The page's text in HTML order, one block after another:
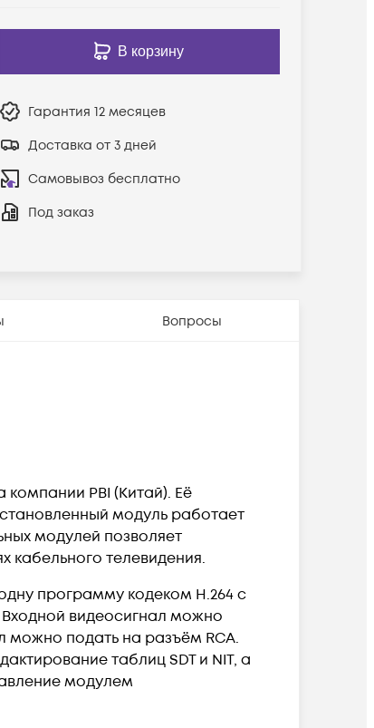
В корзину
Гарантия 12 месяцев
Доставка от 3 дней
Самовывоз бесплатно
Под заказ
Вопросы
PBI (Китай). Её
модуль работает
модулей позволяет
кабельного телевидения.
программу кодеком H.264 с
видеосигнал можно
можно подать на разъём RCA.
таблиц SDT и NIT, а
модулем